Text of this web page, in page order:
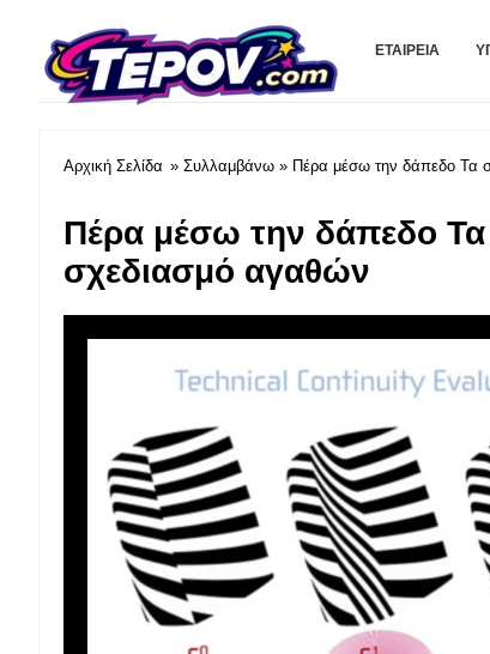
ΕΤΑΙΡΕΊΑ
Αρχική Σελίδα » Συλλαμβάνω » Πέρα μέσω την δάπεδο Τα
Πέρα μέσω την δάπεδο
σχεδιασμό αγαθών